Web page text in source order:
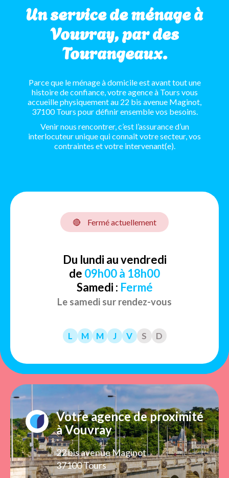
Un service de ménage à
Vouvray, par des
Tourangeaux.
Parce que le ménage à domicile est avant tout une
histoire de confiance, votre agence à Tours vous
accueille physiquement au 22 bis avenue Maginot,
37100 Tours pour définir ensemble vos besoins.
Venir nous rencontrer, c’est l’assurance d’un
interlocuteur unique qui connaît votre secteur, vos
contraintes et votre intervenant(e).
🔴 Fermé actuellement
Du lundi au vendredi
de 09h00 à 18h00
Samedi : Fermé
Le samedi sur rendez-vous
L M M J V S D
Votre agence de proximité
à Vouvray
22 bis avenue Maginot
37100 Tours